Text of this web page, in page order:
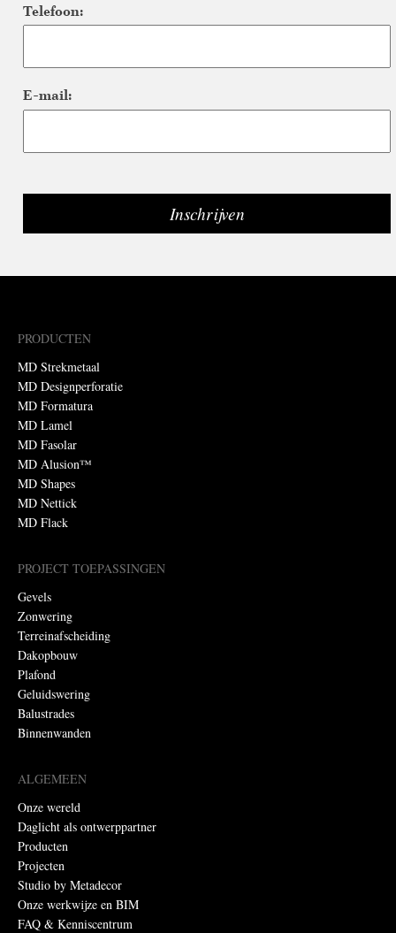
Telefoon:
E-mail:
PRODUCTEN
MD Strekmetaal
MD Designperforatie
MD Formatura
MD Lamel
MD Fasolar
MD Alusion™
MD Shapes
MD Nettick
MD Flack
PROJECT TOEPASSINGEN
Gevels
Zonwering
Terreinafscheiding
Dakopbouw
Plafond
Geluidswering
Balustrades
Binnenwanden
ALGEMEEN
Onze wereld
Daglicht als ontwerppartner
Producten
Projecten
Studio by Metadecor
Onze werkwijze en BIM
FAQ & Kenniscentrum